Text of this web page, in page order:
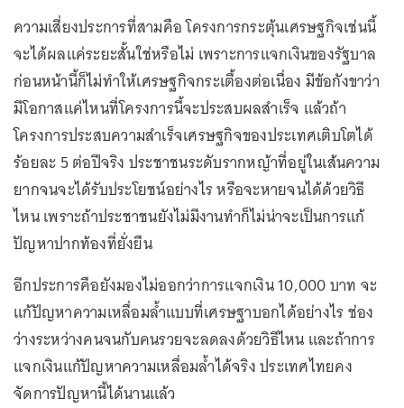
ความเสี่ยงประการที่สามคือ โครงการกระตุ้นเศรษฐกิจเช่นนี้
จะได้ผลแค่ระยะสั้นใช่หรือไม่ เพราะการแจกเงินของรัฐบาล
ก่อนหน้านี้ก็ไม่ทำให้เศรษฐกิจกระเตื้องต่อเนื่อง มีข้อกังขาว่า
มีโอกาสแค่ไหนที่โครงการนี้จะประสบผลสำเร็จ แล้วถ้า
โครงการประสบความสำเร็จเศรษฐกิจของประเทศเติบโตได้
ร้อยละ 5 ต่อปีจริง ประชาชนระดับรากหญ้าที่อยู่ในเส้นความ
ยากจนจะได้รับประโยชน์อย่างไร หรือจะหายจนได้ด้วยวิธี
ไหน เพราะถ้าประชาชนยังไม่มีงานทำก็ไม่น่าจะเป็นการแก้
ปัญหาปากท้องที่ยั่งยืน
อีกประการคือยังมองไม่ออกว่าการแจกเงิน 10,000 บาท จะ
แก้ปัญหาความเหลื่อมล้ำแบบที่เศรษฐาบอกได้อย่างไร ช่อง
ว่างระหว่างคนจนกับคนรวยจะลดลงด้วยวิธีไหน และถ้าการ
แจกเงินแก้ปัญหาความเหลื่อมล้ำได้จริง ประเทศไทยคง
จัดการปัญหานี้ได้นานแล้ว